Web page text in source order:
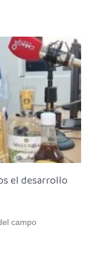
el desarrollo
campo